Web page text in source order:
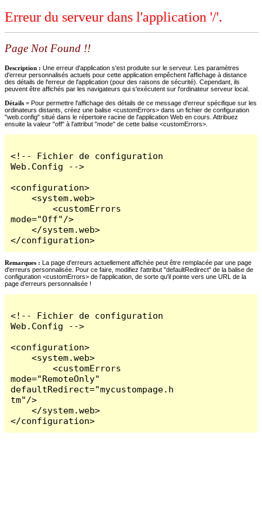
Erreur du serveur dans l'application '/'.
Page Not Found !!
Description : Une erreur d'application s'est produite sur le serveur. Les paramètres
d'erreur personnalisés actuels pour cette application empêchent l'affichage à distance
des détails de l'erreur de l'application (pour des raisons de sécurité). Cependant, ils
peuvent être affichés par les navigateurs qui s'exécutent sur l'ordinateur serveur local.
Détails = Pour permettre l'affichage des détails de ce message d'erreur spécifique sur les
ordinateurs distants, créez une balise <customErrors> dans un fichier de configuration
"web.config" situé dans le répertoire racine de l'application Web en cours. Attribuez
ensuite la valeur "off" à l'attribut "mode" de cette balise <customErrors>.
<!-- Fichier de configuration
Web.Config -->
<configuration>
    <system.web>
        <customErrors
mode="Off"/>
    </system.web>
</configuration>
Remarques : La page d'erreurs actuellement affichée peut être remplacée par une page
d'erreurs personnalisée. Pour ce faire, modifiez l'attribut "defaultRedirect" de la balise de
configuration <customErrors> de l'application, de sorte qu'il pointe vers une URL de la
page d'erreurs personnalisée !
<!-- Fichier de configuration
Web.Config -->
<configuration>
    <system.web>
        <customErrors
mode="RemoteOnly"
defaultRedirect="mycustompage.h
tm"/>
    </system.web>
</configuration>